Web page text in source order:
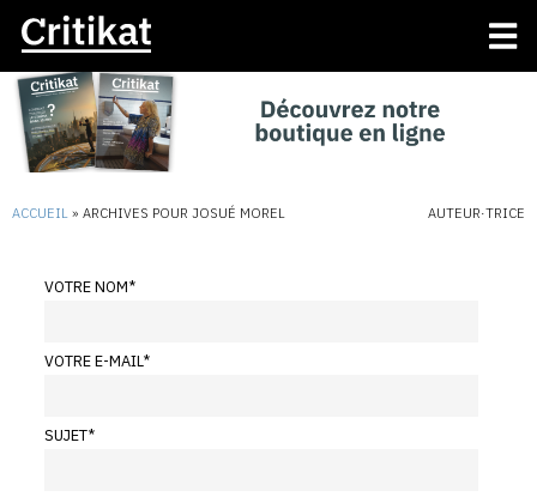
ACCUEIL » ARCHIVES POUR JOSUÉ MOREL AUTEUR·TRICE
VOTRE NOM*
VOTRE E-MAIL*
SUJET*